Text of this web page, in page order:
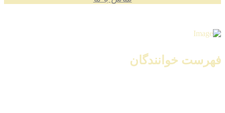
فهرست خوانندگان